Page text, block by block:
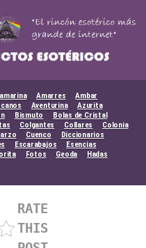
Amarres
Ambar
Aventurina
Azurita
Bismuto
Bolas de Cristal
Colgantes Collares
Colonia
Cuenco
Diccionarios
Escarabajos
Esencias
Fotos Geoda
Hadas
RATE
THIS